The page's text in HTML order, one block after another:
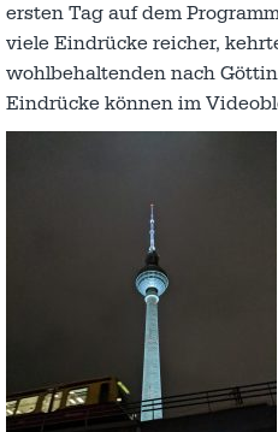
ersten Tag auf dem
viele Eindrücke reicher,
wohlbehaltenden nach
Eindrücke können im